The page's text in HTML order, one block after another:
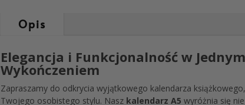
Opis
Elegancja i Funkcjonalność w
Wykończeniem
Zapraszamy do odkrycia wyjątkowego kalendarza
Twojego osobistego stylu. Nasz kalendarz A5 wyróżnia się